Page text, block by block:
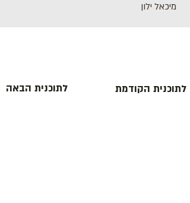
מיכאל ילון
לתוכנית הבאה לתוכנית הקודמת